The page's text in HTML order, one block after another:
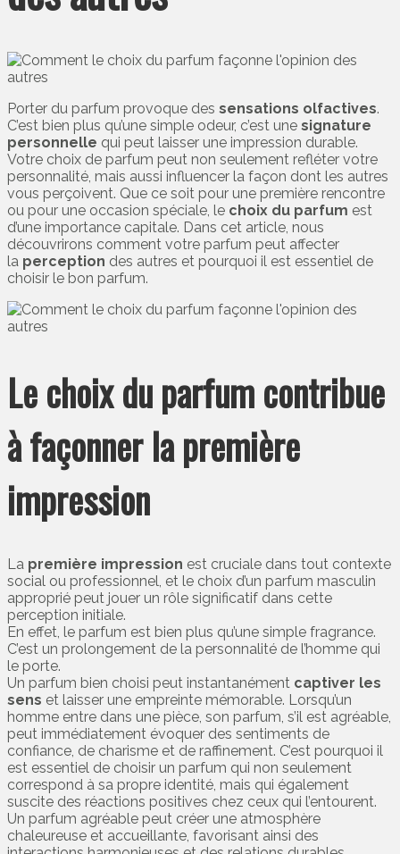
Porter du parfum provoque des sensations olfactives.
C’est bien plus qu’une simple odeur, c’est une signature
personnelle qui peut laisser une impression durable.
Votre choix de parfum peut non seulement refléter votre
personnalité, mais aussi influencer la façon dont les autres
vous perçoivent. Que ce soit pour une première rencontre
ou pour une occasion spéciale, le choix du parfum est
d’une importance capitale. Dans cet article, nous
découvrirons comment votre parfum peut affecter
la perception des autres et pourquoi il est essentiel de
choisir le bon parfum.
Le choix du parfum contribue
à façonner la première
impression
La première impression est cruciale dans tout contexte
social ou professionnel, et le choix d’un parfum masculin
approprié peut jouer un rôle significatif dans cette
perception initiale.
En effet, le parfum est bien plus qu’une simple fragrance.
C’est un prolongement de la personnalité de l’homme qui
le porte.
Un parfum bien choisi peut instantanément captiver les
sens et laisser une empreinte mémorable. Lorsqu’un
homme entre dans une pièce, son parfum, s’il est agréable,
peut immédiatement évoquer des sentiments de
confiance, de charisme et de raffinement. C’est pourquoi il
est essentiel de choisir un parfum qui non seulement
correspond à sa propre identité, mais qui également
suscite des réactions positives chez ceux qui l’entourent.
Un parfum agréable peut créer une atmosphère
chaleureuse et accueillante, favorisant ainsi des